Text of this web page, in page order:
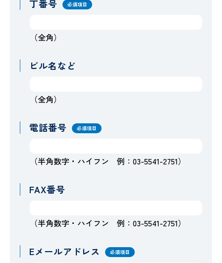
丁番号 必須項目
（全角）
ビル名など
（全角）
電話番号 必須項目
（半角数字・ハイフン 例：03-5541-2751）
FAX番号
（半角数字・ハイフン 例：03-5541-2751）
Eメールアドレス 必須項目